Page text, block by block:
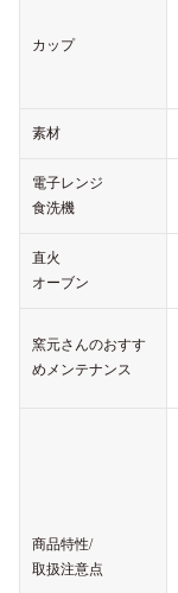
カップ
素材
電子レンジ
食洗機
直火
オーブン
窯元さんのおすす
めメンテナンス
商品特性/
取扱注意点